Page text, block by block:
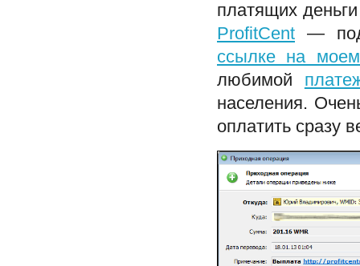
платящих
ProfitCent —
ссылке на
любимой
населения.
оплатить сразу